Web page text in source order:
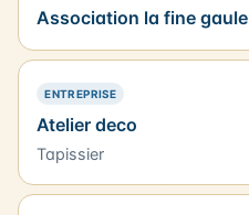
Association la fine gaule
ENTREPRISE— PRÉSENCE SIMPLE
Atelier deco
Tapissier